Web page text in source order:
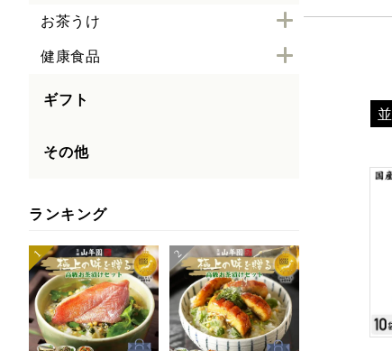
お茶うけ
健康食品
ギフト
その他
ランキング